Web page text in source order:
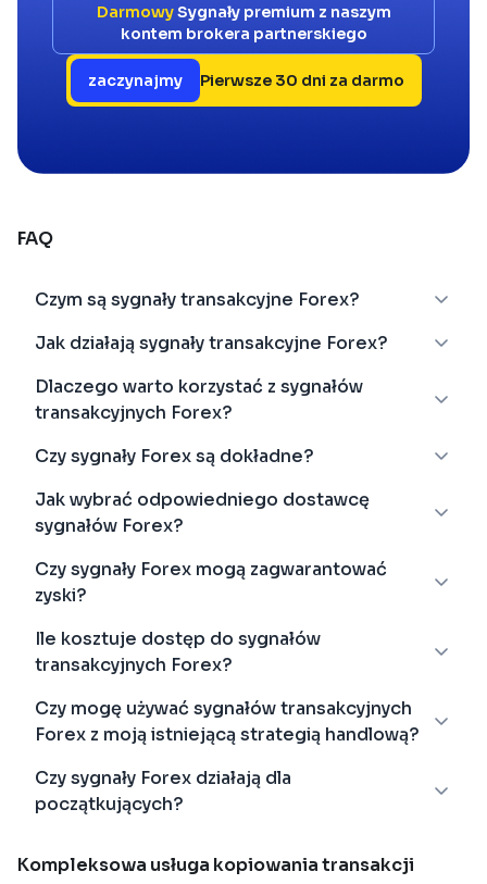
DarmowySygnały premium z naszym
kontem brokera partnerskiego
zaczynajmy Pierwsze 30 dni za darmo
FAQ
Czym są sygnały transakcyjne Forex?
Jak działają sygnały transakcyjne Forex?
Dlaczego warto korzystać z sygnałów
transakcyjnych Forex?
Czy sygnały Forex są dokładne?
Jak wybrać odpowiedniego dostawcę
sygnałów Forex?
Czy sygnały Forex mogą zagwarantować
zyski?
Ile kosztuje dostęp do sygnałów
transakcyjnych Forex?
Czy mogę używać sygnałów transakcyjnych
Forex z moją istniejącą strategią handlową?
Czy sygnały Forex działają dla
początkujących?
Kompleksowa usługa kopiowania transakcji